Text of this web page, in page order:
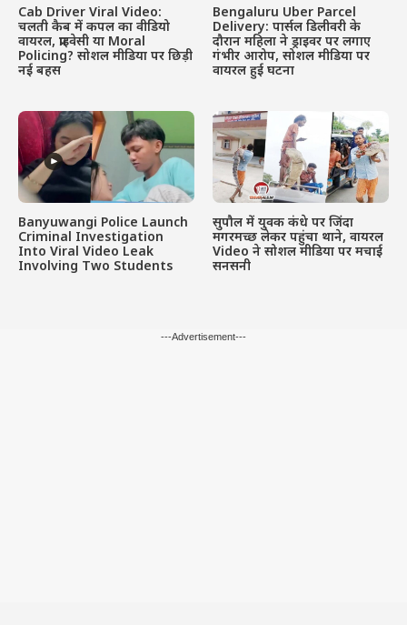
Cab Driver Viral Video:
चलती कैब में कपल का वीडियो
वायरल, प्राइवेसी या Moral
Policing? सोशल मीडिया पर छिड़ी
नई बहस
Bengaluru Uber Parcel
Delivery: पार्सल डिलीवरी के
दौरान महिला ने ड्राइवर पर लगाए
गंभीर आरोप, सोशल मीडिया पर
वायरल हुई घटना
Banyuwangi Police Launch
Criminal Investigation
Into Viral Video Leak
Involving Two Students
सुपौल में युवक कंधे पर जिंदा
मगरमच्छ लेकर पहुंचा थाने, वायरल
Video ने सोशल मीडिया पर मचाई
सनसनी
---Advertisement---